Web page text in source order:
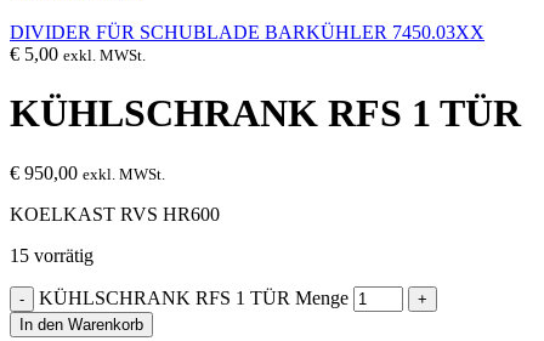
DIVIDER FÜR SCHUBLADE BARKÜHLER 7450.03XX
€ 5,00 exkl. MWSt.
KÜHLSCHRANK RFS 1 TÜR
€ 950,00 exkl. MWSt.
KOELKAST RVS HR600
15 vorrätig
KÜHLSCHRANK RFS 1 TÜR Menge
In den Warenkorb